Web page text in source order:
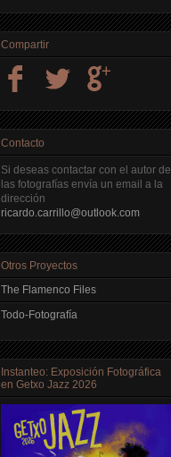
Compartir
Contacto
Si deseas contactar con el autor de
las fotografías envía un email a la
dirección
ricardo.carrillo@outlook.com
Otros Proyectos
The Flamenco Files
Todo-Fotografía
Instanteo: Exposición Fotográfica
en Getxo Jazz 2026